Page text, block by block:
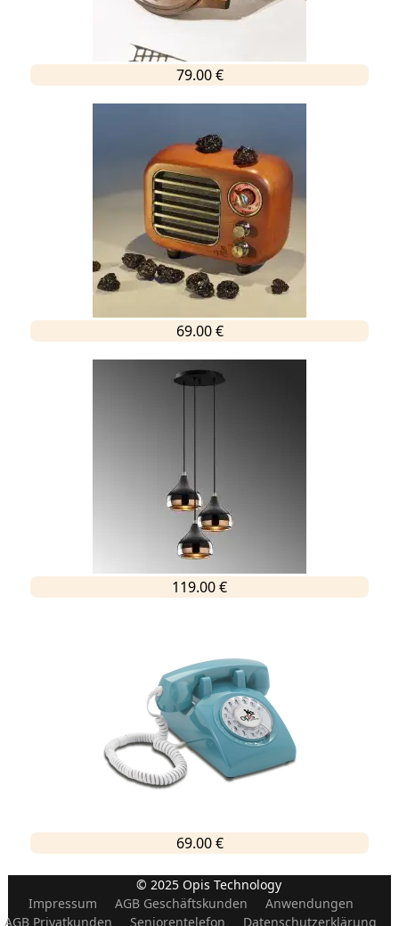
79.00 €
69.00 €
119.00 €
69.00 €
© 2025 Opis Technology
Impressum
AGB Geschäftskunden
Anwendungen
AGB Privatkunden
Seniorentelefon Datenschutzerklärung